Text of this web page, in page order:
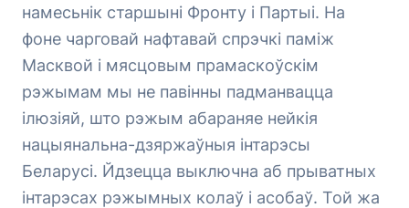
намесьнік старшыні Фронту і Партыі. На
фоне чарговай нафтавай спрэчкі паміж
Масквой і мясцовым прамаскоўскім
рэжымам мы не павінны падманвацца
ілюзіяй, што рэжым абараняе нейкія
нацыянальна-дзяржаўныя інтарэсы
Беларусі. Йдзецца выключна аб прыватных
інтарэсах рэжымных колаў і асобаў. Той жа